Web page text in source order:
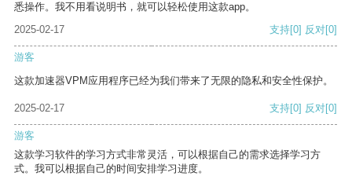
悉操作。我不用看说明书，就可以轻松使用这款app。
2025-02-17
支持[0] 反对[0]
游客
这款加速器VPM应用程序已经为我们带来了无限的隐私和安全性保护。
2025-02-17 支持[0] 反对[0]
游客
这款学习软件的学习方式非常灵活，可以根据自己的需求选择学习方
式。我可以根据自己的时间安排学习进度。